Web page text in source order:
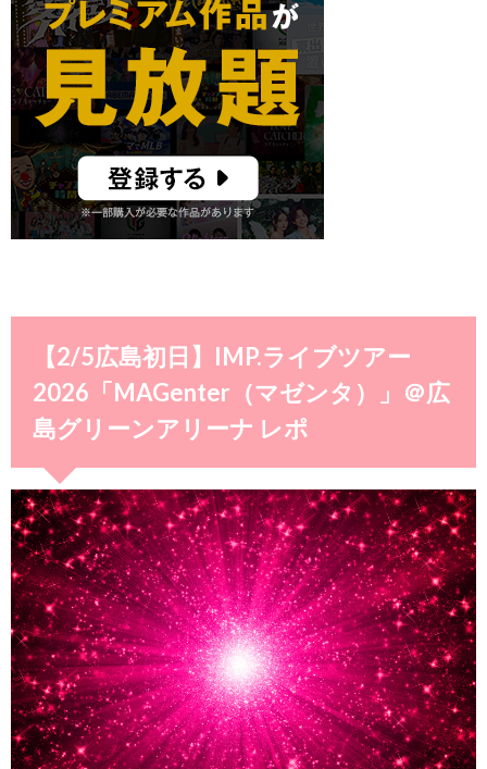
【2/5広島初日】IMP.ライブツアー
2026「MAGenter（マゼンタ）」＠広
島グリーンアリーナ レポ